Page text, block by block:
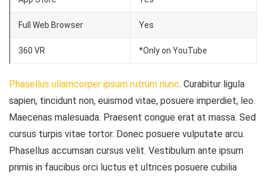
Full Web Browser Yes
360 VR *Only on YouTube
Phasellus ullamcorper ipsum rutrum nunc. Curabitur ligula
sapien, tincidunt non, euismod vitae, posuere imperdiet, leo.
Maecenas malesuada. Praesent congue erat at massa. Sed
cursus turpis vitae tortor. Donec posuere vulputate arcu.
Phasellus accumsan cursus velit. Vestibulum ante ipsum
primis in faucibus orci luctus et ultrices posuere cubilia